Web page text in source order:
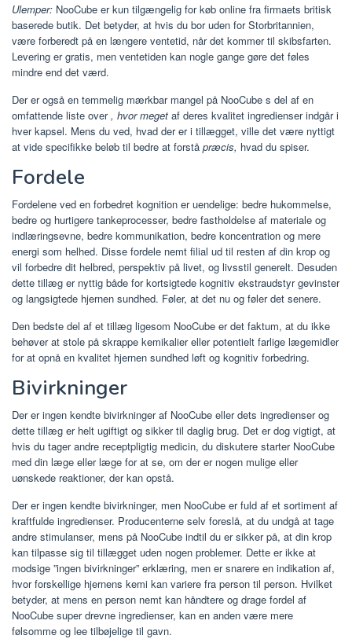
Ulemper: NooCube er kun tilgængelig for køb online fra firmaets britisk
baserede butik. Det betyder, at hvis du bor uden for Storbritannien,
være forberedt på en længere ventetid, når det kommer til skibsfarten.
Levering er gratis, men ventetiden kan nogle gange gøre det føles
mindre end det værd.
Der er også en temmelig mærkbar mangel på NooCube s del af en
omfattende liste over , hvor meget af deres kvalitet ingredienser indgår i
hver kapsel. Mens du ved, hvad der er i tillægget, ville det være nyttigt
at vide specifikke beløb til bedre at forstå præcis, hvad du spiser.
Fordele
Fordelene ved en forbedret kognition er uendelige: bedre hukommelse,
bedre og hurtigere tankeprocesser, bedre fastholdelse af materiale og
indlæringsevne, bedre kommunikation, bedre koncentration og mere
energi som helhed. Disse fordele nemt filial ud til resten af ​​din krop og
vil forbedre dit helbred, perspektiv på livet, og livsstil generelt. Desuden
dette tillæg er nyttig både for kortsigtede kognitiv ekstraudstyr gevinster
og langsigtede hjernen sundhed. Føler, at det nu og føler det senere.
Den bedste del af et tillæg ligesom NooCube er det faktum, at du ikke
behøver at stole på skrappe kemikalier eller potentielt farlige lægemidler
for at opnå en kvalitet hjernen sundhed løft og kognitiv forbedring.
Bivirkninger
Der er ingen kendte bivirkninger af NooCube eller dets ingredienser og
dette tillæg er helt ugiftigt og sikker til daglig brug. Det er dog vigtigt, at
hvis du tager andre receptpligtig medicin, du diskutere starter NooCube
med din læge eller læge for at se, om der er nogen mulige eller
uønskede reaktioner, der kan opstå.
Der er ingen kendte bivirkninger, men NooCube er fuld af et sortiment af
kraftfulde ingredienser. Producenterne selv foreslå, at du undgå at tage
andre stimulanser, mens på NooCube indtil du er sikker på, at din krop
kan tilpasse sig til tillægget uden nogen problemer. Dette er ikke at
modsige ”ingen bivirkninger” erklæring, men er snarere en indikation af,
hvor forskellige hjernens kemi kan variere fra person til person. Hvilket
betyder, at mens en person nemt kan håndtere og drage fordel af
NooCube super drevne ingredienser, kan en anden være mere
følsomme og lee tilbøjelige til gavn.